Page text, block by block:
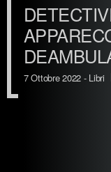
7 Ottobre 2022 - Libri